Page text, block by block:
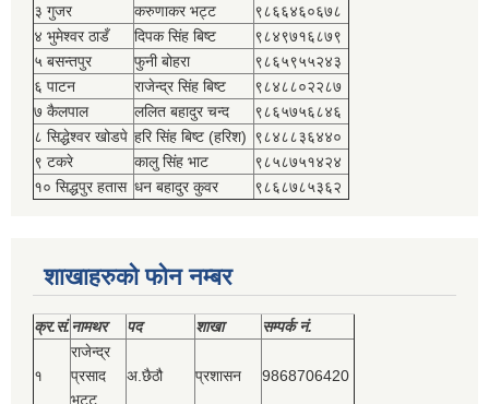
३ गुजर
करुणाकर भट्ट
९८६६४६०६७८
४ भुमेश्‍वर ठाडँ
दिपक सिंह बिष्‍ट
९८४९७१६८७९
५ बसन्तपुर
फुनी बोहरा
९८६५९५५२४३
६ पाटन
राजेन्द्र सिंह बिष्‍ट
९८४८८०२२८७
७ कैलपाल
ललित बहादुर चन्द
९८६५७५६८४६
८ सिद्धेश्‍वर खोडपे हरि सिंह बिष्‍ट (हरिश) ९८४८८३६४४०
९ टकरे
कालु सिंह भाट
९८५८७५१४२४
१० सिद्धपुर हतास धन बहादुर कुवर ९८६८७८५३६२
शाखाहरुको फोन नम्बर
क्र.सं.नामथर पद शाखा सम्‍पर्क नं.
१
राजेन्द्र
प्रसाद
भट्ट
अ.छैठौ प्रशासन 9868706420